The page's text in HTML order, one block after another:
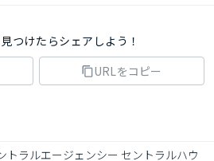
つけたらシェアしよう！
URLをコピー
トラルエージェンシー セントラルハウ